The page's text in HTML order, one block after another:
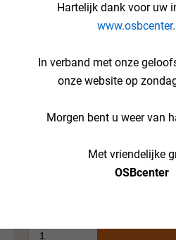
Brandklasse: E
Randafwerking: sponning
Hartelijk dank voor uw
In verband met onze
onze website op
Morgen bent u weer van
Met vriendelijke
OSBcenter